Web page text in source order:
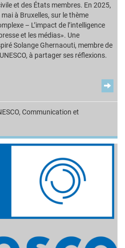
et des États membres. En 2025,
à Bruxelles, sur le thème
– L’impact de l’intelligence
et les médias». Une
Solange Ghernaouti, membre de
à partager ses réflexions.
, Communication et